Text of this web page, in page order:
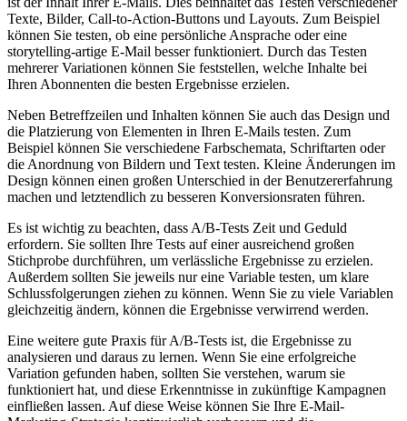
Texte, Bilder, Call-to-Action-Buttons und Layouts. Zum Beispiel
können Sie testen, ob eine persönliche Ansprache oder eine
storytelling-artige E-Mail besser funktioniert. Durch das Testen
mehrerer Variationen können Sie feststellen, welche Inhalte bei
Ihren Abonnenten die besten Ergebnisse erzielen.
Neben Betreffzeilen und Inhalten können Sie auch das Design und
die Platzierung von Elementen in Ihren E-Mails testen. Zum
Beispiel können Sie verschiedene Farbschemata, Schriftarten oder
die Anordnung von Bildern und Text testen. Kleine Änderungen im
Design können einen großen Unterschied in der Benutzererfahrung
machen und letztendlich zu besseren Konversionsraten führen.
Es ist wichtig zu beachten, dass A/B-Tests Zeit und Geduld
erfordern. Sie sollten Ihre Tests auf einer ausreichend großen
Stichprobe durchführen, um verlässliche Ergebnisse zu erzielen.
Außerdem sollten Sie jeweils nur eine Variable testen, um klare
Schlussfolgerungen ziehen zu können. Wenn Sie zu viele Variablen
gleichzeitig ändern, können die Ergebnisse verwirrend werden.
Eine weitere gute Praxis für A/B-Tests ist, die Ergebnisse zu
analysieren und daraus zu lernen. Wenn Sie eine erfolgreiche
Variation gefunden haben, sollten Sie verstehen, warum sie
funktioniert hat, und diese Erkenntnisse in zukünftige Kampagnen
einfließen lassen. Auf diese Weise können Sie Ihre E-Mail-